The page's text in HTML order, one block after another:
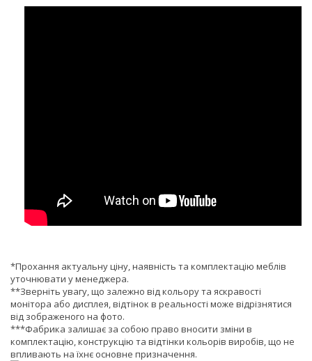
*Прохання актуальну ціну, наявність та комплектацію меблів
уточнювати у менеджера.
**Зверніть увагу, що залежно від кольору та яскравості
монітора або дисплея, відтінок в реальності може відрізнятися
від зображеного на фото.
***Фабрика залишає за собою право вносити зміни в
комплектацію, конструкцію та відтінки кольорів виробів, що не
впливають на їхнє основне призначення.